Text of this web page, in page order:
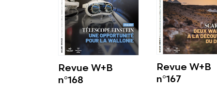
Revue W+B
n°168
Revue W+B
n°167